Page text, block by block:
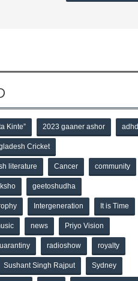
Kinte” 2023 gaaner ashor adhd
Cricket
literature Cancer community
geetoshudha
Intergeneration It is Time
news Priyo Vision
radioshow royalty
Sushant Singh Rajput Sydney